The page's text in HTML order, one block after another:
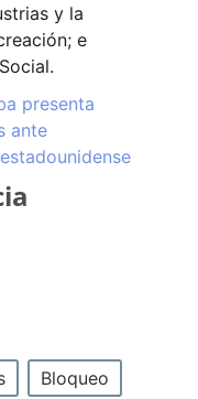
y la
e
presenta
ante
Bloqueo